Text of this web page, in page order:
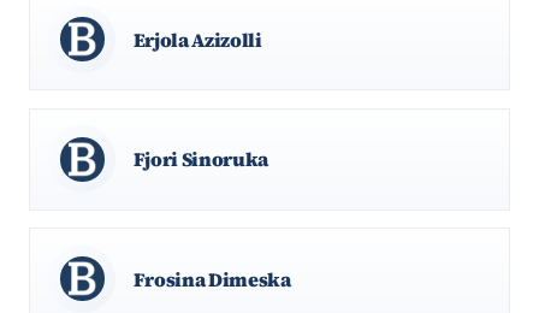
Erjola Azizolli
Fjori Sinoruka
Frosina Dimeska